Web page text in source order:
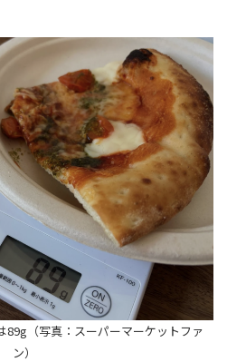
89g（写真：スーパーマーケットファ
ン）